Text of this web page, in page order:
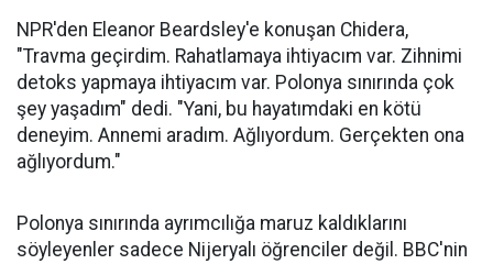
NPR'den Eleanor Beardsley'e konuşan Chidera,
"Travma geçirdim. Rahatlamaya ihtiyacım var. Zihnimi
detoks yapmaya ihtiyacım var. Polonya sınırında çok
şey yaşadım" dedi. "Yani, bu hayatımdaki en kötü
deneyim. Annemi aradım. Ağlıyordum. Gerçekten ona
ağlıyordum."
Polonya sınırında ayrımcılığa maruz kaldıklarını
söyleyenler sadece Nijeryalı öğrenciler değil. BBC'nin